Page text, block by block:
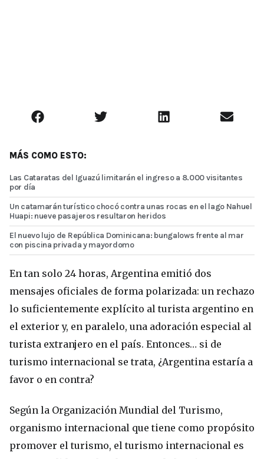
MÁS COMO ESTO:
Las Cataratas del Iguazú limitarán el ingreso a 8.000 visitantes
por día
Un catamarán turístico chocó contra unas rocas en el lago Nahuel
Huapi: nueve pasajeros resultaron heridos
El nuevo lujo de República Dominicana: bungalows frente al mar
con piscina privada y mayordomo
En tan solo 24 horas, Argentina emitió dos
mensajes oficiales de forma polarizada: un rechazo
lo suficientemente explícito al turista argentino en
el exterior y, en paralelo, una adoración especial al
turista extranjero en el país. Entonces… si de
turismo internacional se trata, ¿Argentina estaría a
favor o en contra?
Según la Organización Mundial del Turismo,
organismo internacional que tiene como propósito
promover el turismo, el turismo internacional es